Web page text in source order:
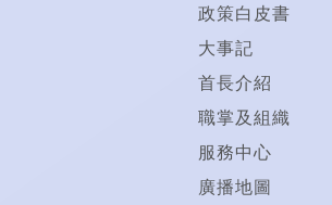
政策白皮書
大事記
首長介紹
職掌及組織
服務中心
廣播地圖